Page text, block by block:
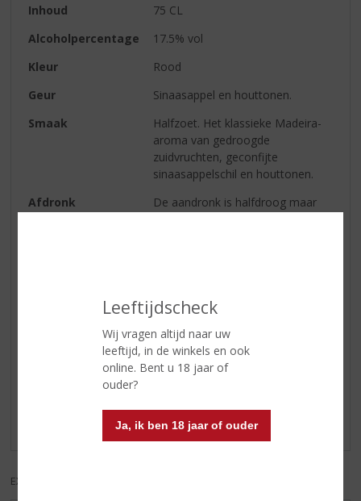
Leeftijdscheck
Wij vragen altijd naar uw
leeftijd, in de winkels en ook
online. Bent u 18 jaar of
ouder?
Ja, ik ben 18 jaar of ouder
Inhoud
75 CL
Alcoholpercentage
17.5% vol
Kleur
Rood
Geur
Sinaasappel en houttonen.
Smaak
Halfzoet. Het klassieke Madeira-
aroma van gedroogde
zuidvruchten, geconfijte
sinaasappelschil en houttonen.
Afdronk
De aandronk is halfdroog maar
voor gebruik in sauzen.
Reviews
Er zijn nog geen reviews geplaatst voor dit product
EXCL. BTW